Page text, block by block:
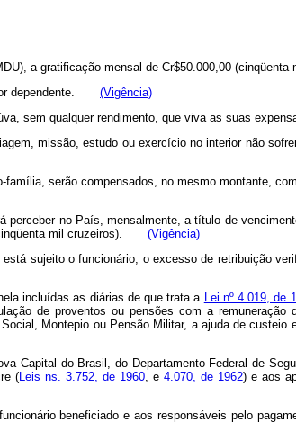
a gratificação mensal de Cr$50.000,00
por dependente. (Vigência)
sem qualquer rendimento, que viva as suas
missão, estudo ou exercício no interior não
serão compensados, no mesmo montante,
no País, mensalmente, a título de
cinqüenta mil cruzeiros). (Vigência)
sujeito o funcionário, o excesso de retribuição
incluídas as diárias de que trata a Lei nº 4.019, de
de proventos ou pensões com a remuneração
Montepio ou Pensão Militar, a ajuda de
do Brasil, do Departamento Federal de
(Leis ns. 3.752, de 1960, e4.070, de 1962) e aos
beneficiado e aos responsáveis pelo